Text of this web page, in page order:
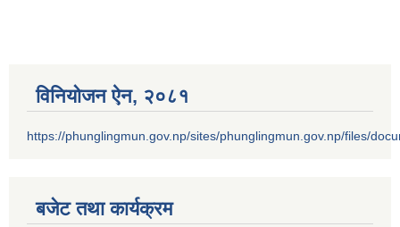
विनियोजन ऐन‚ २०८१
https://phunglingmun.gov.np/sites/phunglingmun.gov.np/files/
बजेट तथा कार्यक्रम